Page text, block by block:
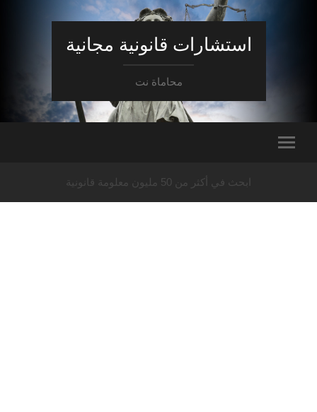
استشارات قانونية مجانية
محاماة نت
ابحث في أكثر من 50 مليون معلومة قانونية